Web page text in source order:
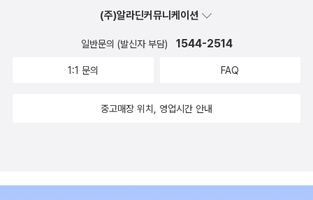
엄청나게 늘고 판을 키운 오늘이 되고서야 비로소 손전화를 끄고 두
하루를 누리며 등짐을 묵직하게 채우는 이웃님이 천천히 늘어납니다.
책집을 찾아가는 길은 “책만 찾아나서는 발걸음”이 아닙니다. “책집
책집을 여는가를 몸으로 읽고, 왜 이곳에 이 책을 갖추는가를 마음으
최유진 옮김, 썬더키즈, 2020.7.1.)《키오스크》(아네테 멜레세/김서
생일까. 그 흔적들을 보듬는 글들을 읽는 것으로 어쩌면 후회를 덜할
일들을 계획할 수도 있겠다. 이 책의 테마를 한마디로 정리하면 미디
게 된 건 순전히 최근 읽었던, 공용 컴퓨터에서 로그아웃을 제대로 하
쳤던 한 소년의 이야기 때문이다. 솔직히, 내가 방점을 찍고 싶은 건
(주)알라딘커뮤니케이션
일반문의 (발신자 부담) 1544-2514
1:1 문의 FAQ
중고매장 위치, 영업시간 안내